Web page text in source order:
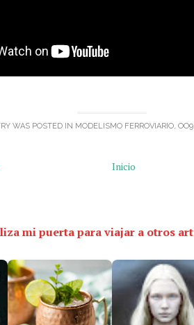
WAS POSTED IN MODELISMO FERROVIARIO, OO9,
Inicio
mi puerta para viajar a otros